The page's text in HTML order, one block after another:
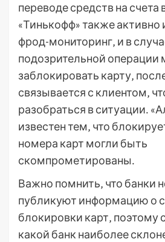
переводе средств на счета
«Тинькофф» также активно
фрод-мониторинг‚ и в
подозрительной операции
заблокировать карту‚
связывается с клиентом‚
разобраться в ситуации․
известен тем‚ что
номера карт могли быть
скомпрометированы․
Важно помнить‚ что банки
публикуют информацию о
блокировки карт‚ поэтому
какой банк наиболее